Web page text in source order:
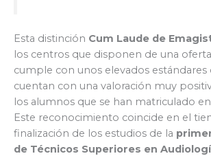
Esta distinción Cum Laude de
los centros que disponen de una
cumple con unos elevados estándares
cuentan con una valoración muy
los alumnos que se han matriculado
Este reconocimiento coincide en el
finalización de los estudios de la
de Técnicos Superiores en